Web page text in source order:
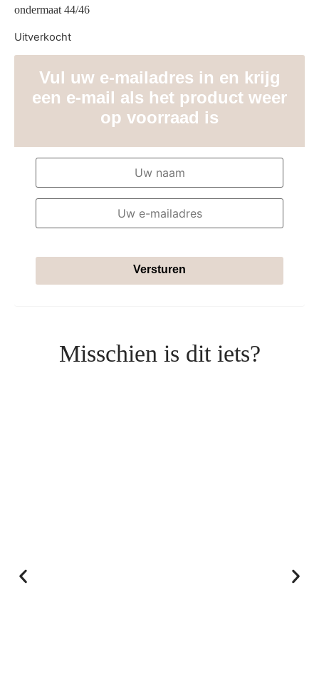
ondermaat 44/46
Uitverkocht
Vul uw e-mailadres in en krijg
een e-mail als het product weer
op voorraad is
Versturen
Misschien is dit iets?